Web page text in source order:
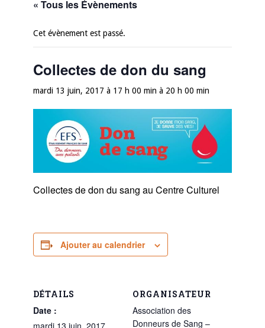
« Tous les Évènements
Cet évènement est passé.
Collectes de don du sang
mardi 13 juin, 2017 à 17 h 00 min à 20 h 00 min
Collectes de don du sang au Centre Culturel
Ajouter au calendrier
DÉTAILS
Date :
ORGANISATEUR
Association des
Donneurs de Sang –